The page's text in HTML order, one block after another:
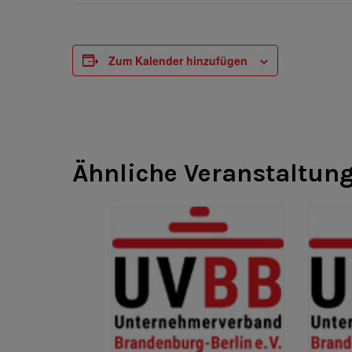
Zum Kalender hinzufügen
Ähnliche